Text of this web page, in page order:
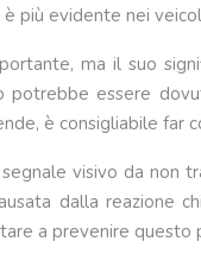
più evidente nei
ma il suo
essere
è consigliabile
visivo da non
dalla
a prevenire questo